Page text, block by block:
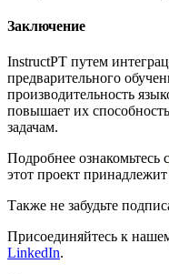
Заключение
InstructPT путем
предварительного
производительность
повышает их
задачам.
Подробнее ознакомьтесь с
этот проект
Также не забудьте
Присоединяйтесь к
LinkedIn.